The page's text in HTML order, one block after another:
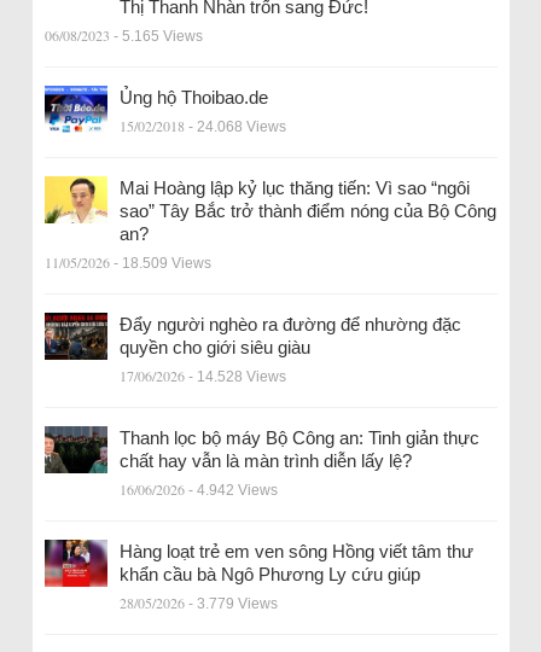
Thị Thanh Nhàn trốn sang Đức!
06/08/2023 - 5.165 Views
Ủng hộ Thoibao.de
15/02/2018 - 24.068 Views
Mai Hoàng lập kỷ lục thăng tiến: Vì sao “ngôi
sao” Tây Bắc trở thành điểm nóng của Bộ Công
an?
11/05/2026 - 18.509 Views
Đẩy người nghèo ra đường để nhường đặc
quyền cho giới siêu giàu
17/06/2026 - 14.528 Views
Thanh lọc bộ máy Bộ Công an: Tinh giản thực
chất hay vẫn là màn trình diễn lấy lệ?
16/06/2026 - 4.942 Views
Hàng loạt trẻ em ven sông Hồng viết tâm thư
khẩn cầu bà Ngô Phương Ly cứu giúp
28/05/2026 - 3.779 Views